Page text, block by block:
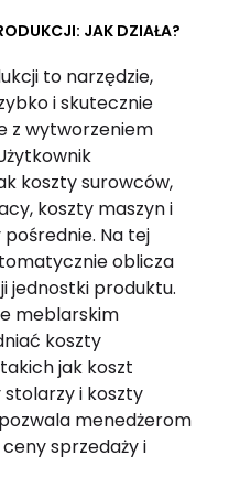
JAK DZIAŁA?
to narzędzie,
i skutecznie
z wytworzeniem
koszty surowców,
koszty maszyn i
Na tej
oblicza
jednostki produktu.
meblarskim
koszty
jak koszt
i koszty
menedżerom
sprzedaży i